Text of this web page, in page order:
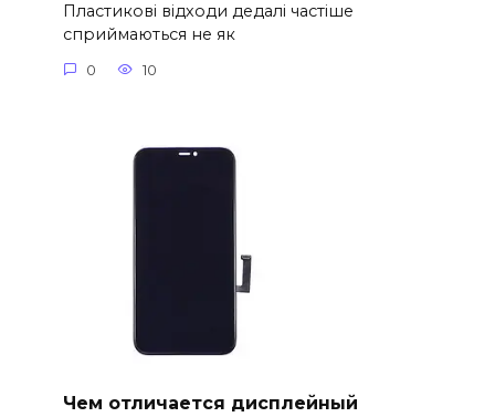
Пластикові відходи дедалі частіше
сприймаються не як
0 10
Чем отличается дисплейный